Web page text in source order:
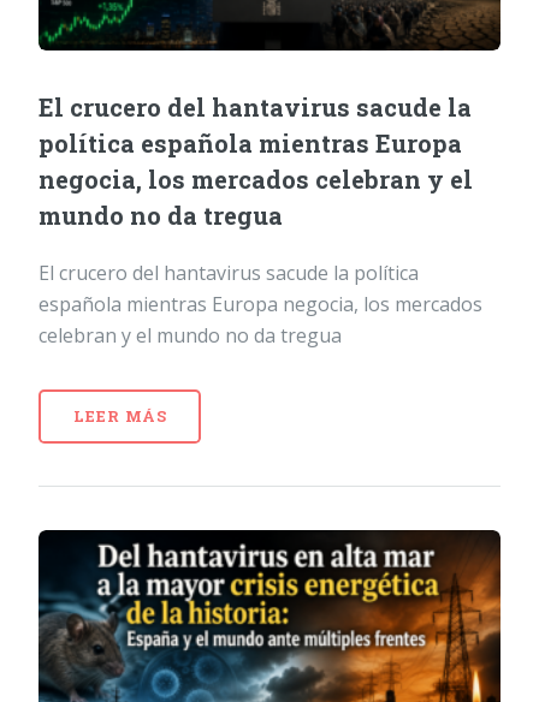
El crucero del hantavirus sacude la
política española mientras Europa
negocia, los mercados celebran y el
mundo no da tregua
El crucero del hantavirus sacude la política
española mientras Europa negocia, los mercados
celebran y el mundo no da tregua
LEER MÁS